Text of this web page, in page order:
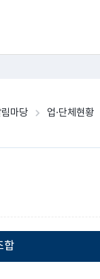
마당 업·단체현황
합